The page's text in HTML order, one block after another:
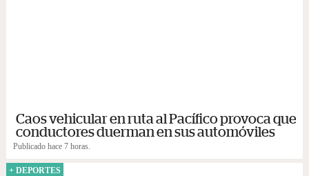
Caos vehicular en ruta al Pacífico provoca que
conductores duerman en sus automóviles
Publicado hace 7 horas.
+ DEPORTES